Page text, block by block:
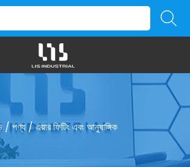
/পণ্য/এয়ার ফিটিং এবং আনুষাঙ্গিক